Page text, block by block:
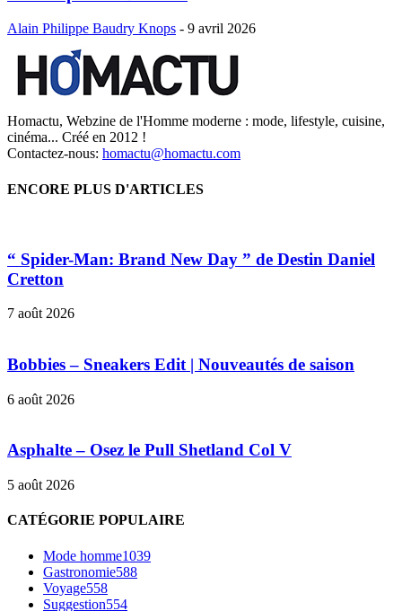
Alain Philippe Baudry Knops - 9 avril 2026
Homactu, Webzine de l'Homme moderne : mode, lifestyle, cuisine,
cinéma... Créé en 2012 !
Contactez-nous: homactu@homactu.com
ENCORE PLUS D'ARTICLES
“ Spider-Man: Brand New Day ” de Destin Daniel
Cretton
7 août 2026
Bobbies – Sneakers Edit | Nouveautés de saison
6 août 2026
Asphalte – Osez le Pull Shetland Col V
5 août 2026
CATÉGORIE POPULAIRE
Mode homme1039
Gastronomie588
Voyage558
Suggestion554